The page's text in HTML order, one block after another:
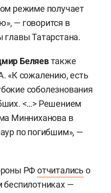
режиме получает
— говорится в
главы Татарстана.
Беляевтакже
«К сожалению, есть
соболезнования
<…> Решением
Минниханова в
по погибшим», —
РФотчитались о
беспилотниках —